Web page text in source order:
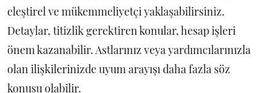
eleştirel ve mükemmeliyetçi yaklaşabilirsiniz.
Detaylar, titizlik gerektiren konular, hesap işleri
önem kazanabilir. Astlarınız veya yardımcılarınızla
olan ilişkilerinizde uyum arayışı daha fazla söz
konusu olabilir.